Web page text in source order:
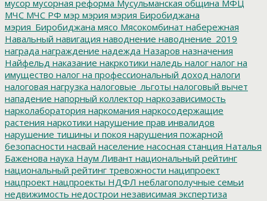
мусор мусорная реформа Мусульманская община МФЦ
МЧС МЧС РФ мэр мэрия мэрия Биробиджана
мэрия_Биробиджана мясо Мясокомбинат набережная
Навальный навигация наводнение наводнение_2019
награда награждение надежда Назаров назначения
Найфельд наказание накркотики наледь налог налог на
имущество налог на профессиональный доход налоги
налоговая нагрузка налоговые_льготы налоговый вычет
нападение напорный коллектор наркозависимость
нарколаборатория наркомания наркосодержащие
растения наркотики нарушение прав инвалидов
нарушение тишины и покоя нарушения пожарной
безопасности насвай население насосная станция Наталья
Баженова наука Наум Ливант национальный рейтинг
национальный рейтинг тревожности наципроект
нацпроект нацпроекты НДФЛ неблагополучные семьи
недвижимость недострои независимая экспертиза